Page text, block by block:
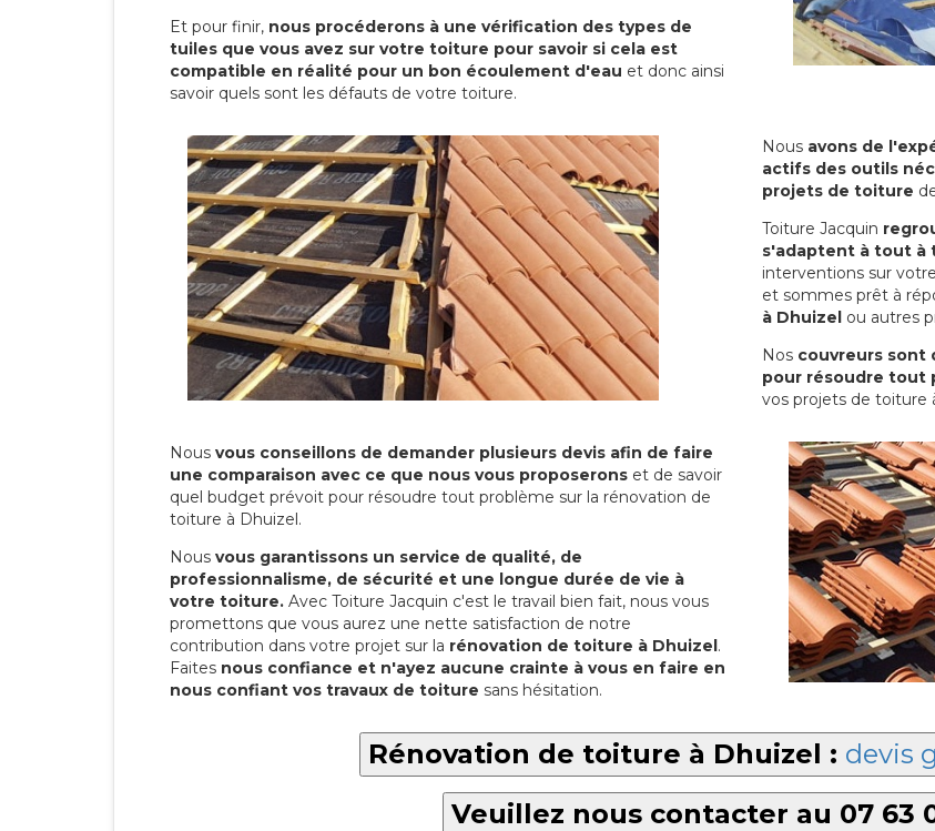
Et pour finir, nous procéderons à une vérification des types de
tuiles que vous avez sur votre toiture pour savoir si cela est
compatible en réalité pour un bon écoulement d'eau et donc ainsi
savoir quels sont les défauts de votre toiture.
Nous avons de
actifs des outils
projets de toiture
Toiture Jacquin
s'adaptent à tout
interventions sur
et sommes prêt à
à Dhuizel ou autres
Nos couvreurs sont
pour résoudre tout
vos projets de toiture
Nous vous conseillons de demander plusieurs devis afin de faire
une comparaison avec ce que nous vous proposerons et de savoir
quel budget prévoit pour résoudre tout problème sur la rénovation de
toiture à Dhuizel.
Nous vous garantissons un service de qualité, de
professionnalisme, de sécurité et une longue durée de vie à
votre toiture. Avec Toiture Jacquin c'est le travail bien fait, nous vous
promettons que vous aurez une nette satisfaction de notre
contribution dans votre projet sur la rénovation de toiture à Dhuizel.
Faites nous confiance et n'ayez aucune crainte à vous en faire en
nous confiant vos travaux de toiture sans hésitation.
Rénovation de toiture à Dhuizel : devis
Veuillez nous contacter au 07 63